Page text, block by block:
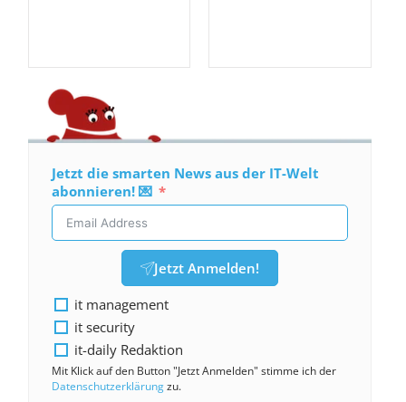
Jetzt die smarten News aus der IT-Welt
abonnieren! 💌
Jetzt Anmelden!
it management
it security
it-daily Redaktion
Mit Klick auf den Button "Jetzt Anmelden" stimme ich der
Datenschutzerklärungzu.